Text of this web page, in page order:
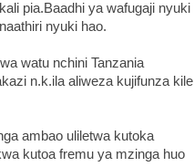
pia.Baadhi ya wafugaji nyuki
nyuki hao.
watu nchini Tanzania
n.k.ila aliweza kujifunza kile
ambao uliletwa kutoka
kutoa fremu ya mzinga huo